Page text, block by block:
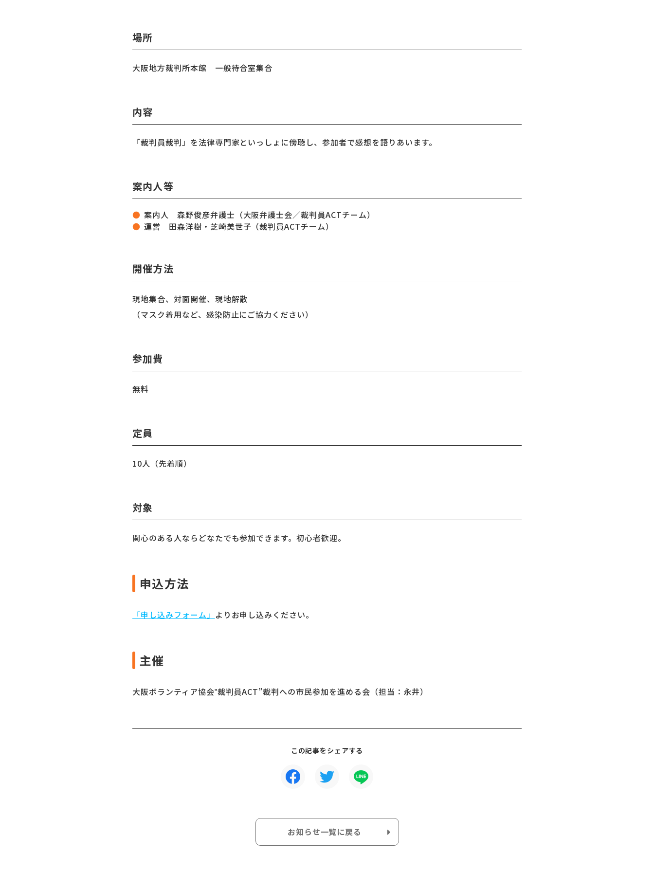
場所
大阪地方裁判所本館 一般待合室集合
内容
「裁判員裁判」を法律専門家といっしょに傍聴し、参加者で感想を語りあいます。
案内人等
案内人 森野俊彦弁護士（大阪弁護士会／裁判員ACTチーム）
運営 田森洋樹・芝崎美世子（裁判員ACTチーム）
開催方法
現地集合、対面開催、現地解散
（マスク着用など、感染防止にご協力ください）
参加費
無料
定員
10人（先着順）
対象
関心のある人ならどなたでも参加できます。初心者歓迎。
申込方法
「申し込みフォーム」 よりお申し込みください。
主催
大阪ボランティア協会‟裁判員ACT”裁判への市民参加を進める会（担当：永井）
この記事をシェアする
お知らせ一覧に戻る